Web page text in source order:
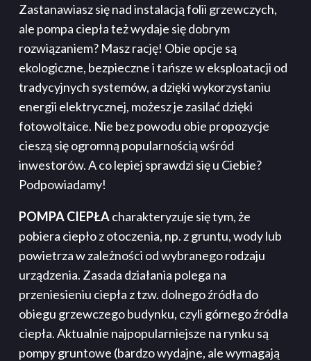
Zastanawiasz się nad instalacją folii grzewczych,
ale pompa ciepła też wydaje się dobrym
rozwiązaniem? Masz rację! Obie opcje są
ekologiczne, bezpieczne i tańsze w eksploatacji od
tradycyjnych systemów, a dzięki wykorzystaniu
energii elektrycznej, możesz je zasilać dzięki
fotowoltaice. Nie bez powodu obie propozycje
cieszą się ogromną popularnością wśród
inwestorów. A co lepiej sprawdzi się u Ciebie?
Podpowiadamy!
POMPA CIEPŁAcharakteryzuje się tym, że
pobiera ciepło z otoczenia, np. z gruntu, wody lub
powietrza w zależności od wybranego rodzaju
urządzenia. Zasada działania polega na
przeniesieniu ciepła z tzw. dolnego źródła do
obiegu grzewczego budynku, czyli górnego źródła
ciepła. Aktualnie najpopularniejsze na rynku są
pompy gruntowe (bardzo wydajne, ale wymagają